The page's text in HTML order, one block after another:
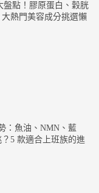
盤點！膠原蛋白、穀胱
熱門美容成分挑選懶
：魚油、NMN、藍
5 款適合上班族的進